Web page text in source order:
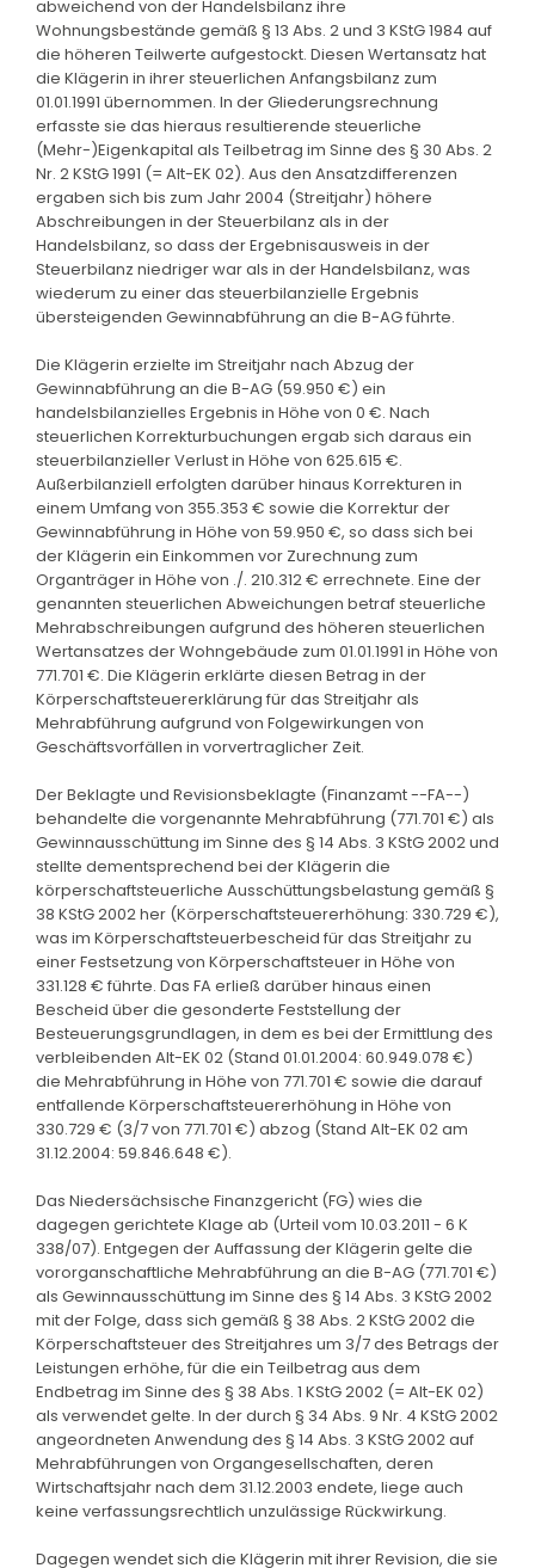
abweichend von der Handelsbilanz ihre
Wohnungsbestände gemäß § 13 Abs. 2 und 3 KStG 1984 auf
die höheren Teilwerte aufgestockt. Diesen Wertansatz hat
die Klägerin in ihrer steuerlichen Anfangsbilanz zum
01.01.1991 übernommen. In der Gliederungsrechnung
erfasste sie das hieraus resultierende steuerliche
(Mehr-)Eigenkapital als Teilbetrag im Sinne des § 30 Abs. 2
Nr. 2 KStG 1991 (= Alt-EK 02). Aus den Ansatzdifferenzen
ergaben sich bis zum Jahr 2004 (Streitjahr) höhere
Abschreibungen in der Steuerbilanz als in der
Handelsbilanz, so dass der Ergebnisausweis in der
Steuerbilanz niedriger war als in der Handelsbilanz, was
wiederum zu einer das steuerbilanzielle Ergebnis
übersteigenden Gewinnabführung an die B-AG führte.
Die Klägerin erzielte im Streitjahr nach Abzug der
Gewinnabführung an die B-AG (59.950 €) ein
handelsbilanzielles Ergebnis in Höhe von 0 €. Nach
steuerlichen Korrekturbuchungen ergab sich daraus ein
steuerbilanzieller Verlust in Höhe von 625.615 €.
Außerbilanziell erfolgten darüber hinaus Korrekturen in
einem Umfang von 355.353 € sowie die Korrektur der
Gewinnabführung in Höhe von 59.950 €, so dass sich bei
der Klägerin ein Einkommen vor Zurechnung zum
Organträger in Höhe von ./. 210.312 € errechnete. Eine der
genannten steuerlichen Abweichungen betraf steuerliche
Mehrabschreibungen aufgrund des höheren steuerlichen
Wertansatzes der Wohngebäude zum 01.01.1991 in Höhe von
771.701 €. Die Klägerin erklärte diesen Betrag in der
Körperschaftsteuererklärung für das Streitjahr als
Mehrabführung aufgrund von Folgewirkungen von
Geschäftsvorfällen in vorvertraglicher Zeit.
Der Beklagte und Revisionsbeklagte (Finanzamt --FA--)
behandelte die vorgenannte Mehrabführung (771.701 €) als
Gewinnausschüttung im Sinne des § 14 Abs. 3 KStG 2002 und
stellte dementsprechend bei der Klägerin die
körperschaftsteuerliche Ausschüttungsbelastung gemäß §
38 KStG 2002 her (Körperschaftsteuererhöhung: 330.729 €),
was im Körperschaftsteuerbescheid für das Streitjahr zu
einer Festsetzung von Körperschaftsteuer in Höhe von
331.128 € führte. Das FA erließ darüber hinaus einen
Bescheid über die gesonderte Feststellung der
Besteuerungsgrundlagen, in dem es bei der Ermittlung des
verbleibenden Alt-EK 02 (Stand 01.01.2004: 60.949.078 €)
die Mehrabführung in Höhe von 771.701 € sowie die darauf
entfallende Körperschaftsteuererhöhung in Höhe von
330.729 € (3/7 von 771.701 €) abzog (Stand Alt-EK 02 am
31.12.2004: 59.846.648 €).
Das Niedersächsische Finanzgericht (FG) wies die
dagegen gerichtete Klage ab (Urteil vom 10.03.2011 - 6 K
338/07). Entgegen der Auffassung der Klägerin gelte die
vororganschaftliche Mehrabführung an die B-AG (771.701 €)
als Gewinnausschüttung im Sinne des § 14 Abs. 3 KStG 2002
mit der Folge, dass sich gemäß § 38 Abs. 2 KStG 2002 die
Körperschaftsteuer des Streitjahres um 3/7 des Betrags der
Leistungen erhöhe, für die ein Teilbetrag aus dem
Endbetrag im Sinne des § 38 Abs. 1 KStG 2002 (= Alt-EK 02)
als verwendet gelte. In der durch § 34 Abs. 9 Nr. 4 KStG 2002
angeordneten Anwendung des § 14 Abs. 3 KStG 2002 auf
Mehrabführungen von Organgesellschaften, deren
Wirtschaftsjahr nach dem 31.12.2003 endete, liege auch
keine verfassungsrechtlich unzulässige Rückwirkung.
Dagegen wendet sich die Klägerin mit ihrer Revision, die sie